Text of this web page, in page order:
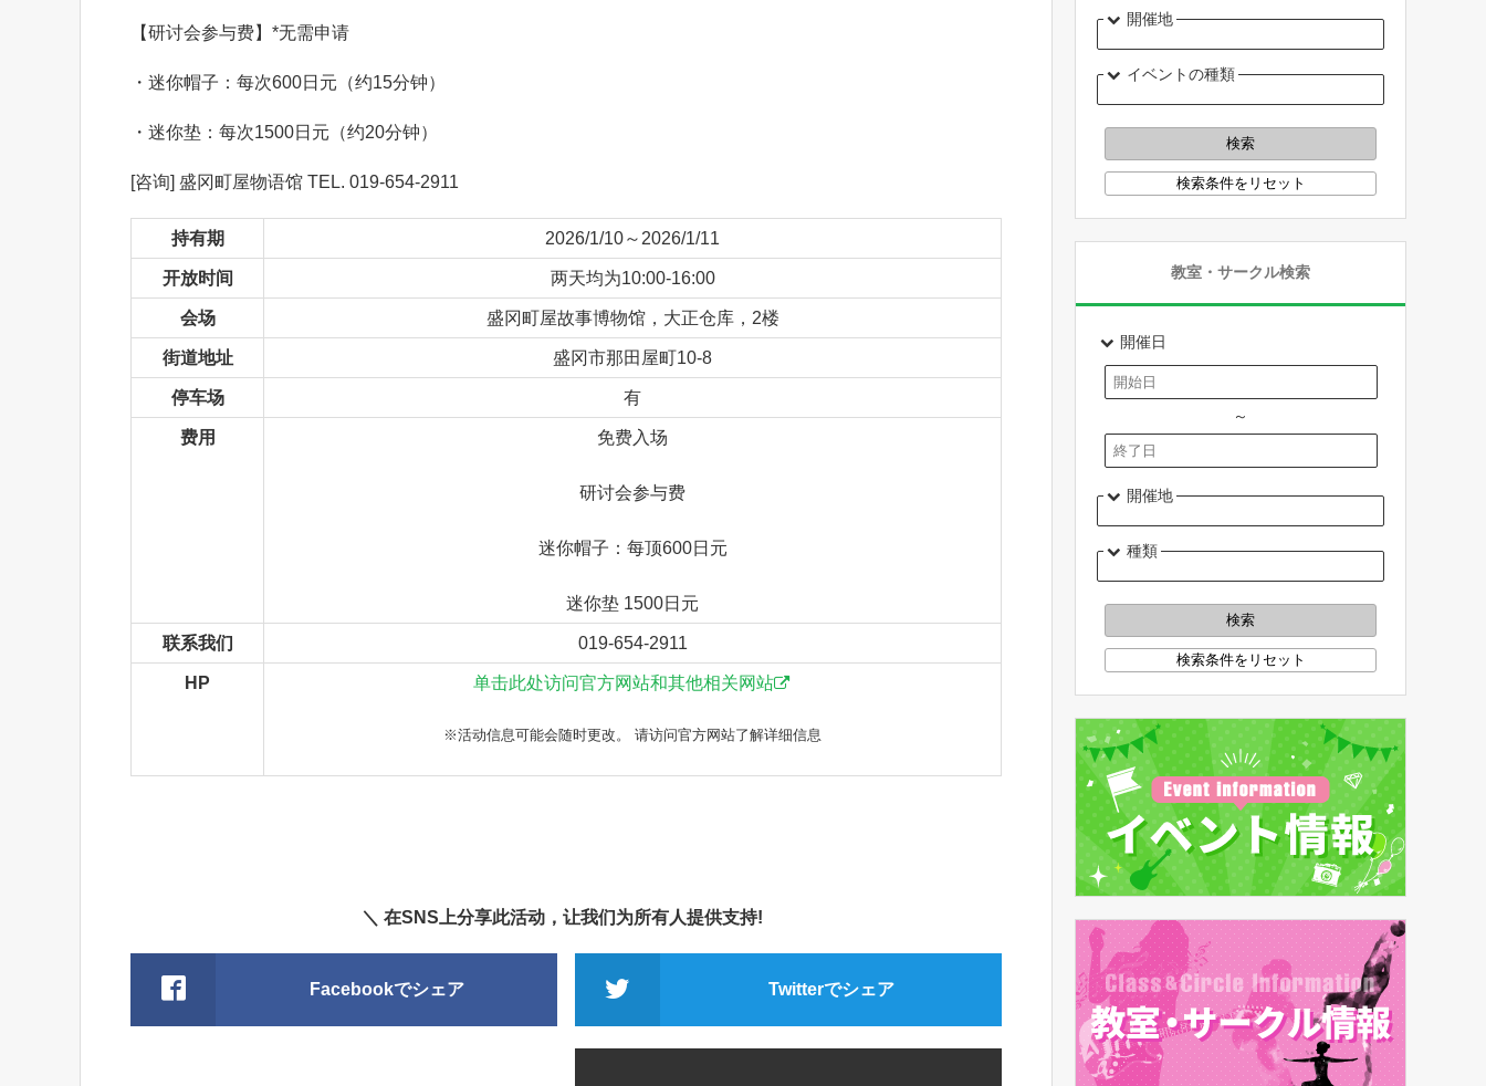
【研讨会参与费】*无需申请
・迷你帽子：每次600日元（约15分钟）
・迷你垫：每次1500日元（约20分钟）
[咨询] 盛冈町屋物语馆 TEL. 019-654-2911
持有期 2026/1/10～2026/1/11
开放时间 两天均为10:00-16:00
会场 盛冈町屋故事博物馆，大正仓库，2楼
街道地址 盛冈市那田屋町10-8
停车场 有
费用 免费入场
研讨会参与费
迷你帽子：每顶600日元
迷你垫 1500日元
联系我们 019-654-2911
HP 单击此处访问官方网站和其他相关网站
※活动信息可能会随时更改。 请访问官方网站了解详细信息
＼ 在SNS上分享此活动，让我们为所有人提供支持!
Facebookでシェア Twitterでシェア
開催地
イベントの種類
教室・サークル検索
開催日
～
開催地
種類